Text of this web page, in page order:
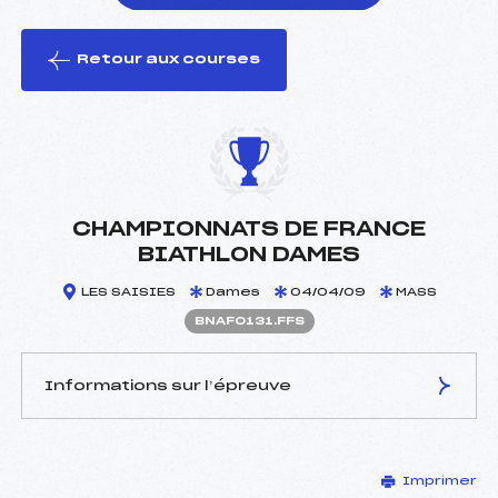
le ski
Retour aux courses
CHAMPIONNATS DE FRANCE
BIATHLON DAMES
LES SAISIES Dames 04/04/09 MASS
BNAF0131.FFS
Informations sur l’épreuve
ECHAVIDRE FREDERIC
Imprimer